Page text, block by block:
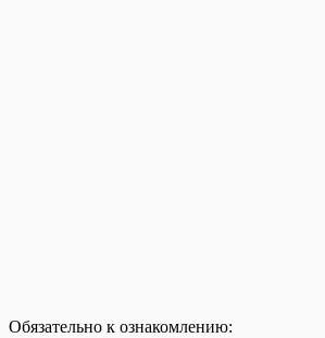
Обязательно к ознакомлению: